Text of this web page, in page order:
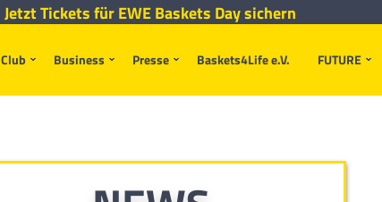
Club Business Presse Baskets4Life e.V. FUTURE
Jetzt Tickets für EWE Baskets Day sichern